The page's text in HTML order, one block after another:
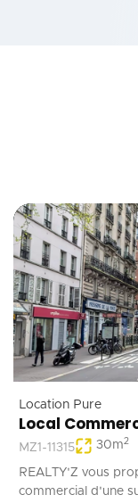
Location Pure
Local
MZ1-11315 30m2
REALTY'Z vous
commercial d'une